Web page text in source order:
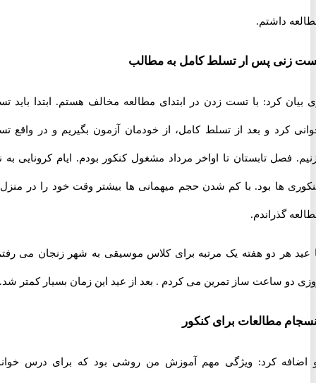
داشتم.
پس ار تسلط کامل به مطالب
کرد: با تست زدن در ابتدای مطالعه مخالف هستم. ابتدا باید تست
کرد و بعد از تسلط کامل، از خودمان آزمون بگیریم و در واقع تست
فصل تابستان تا اواخر مرداد مشغول کنکور بودم. ایام کرونایی به نفع
ها بود. با کم شدن حجم میهمانی ها بیشتر وقت خود را در منزل به
گذراندم.
هر دو هفته یک مرتبه برای کلاس موسیقی به شهر زنجان می رفتم.
ساعت ساز تمرین می کردم . بعد از عید این زمان بسیار کمتر شد.
مطالعات برای کنکور
کرد: ویژگی مهم آموزش من روشی بود که برای درس خواندن